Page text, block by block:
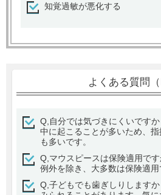
知覚過敏が悪化する
よくある質問
Q,自分では気づきにくいで
中に起こることが多いため、
も多いです。
Q,マウスピースは保険適用
例外を除き、大多数は保険適用
Q,子どもでも歯ぎしりしま